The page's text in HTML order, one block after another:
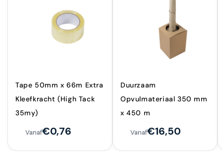
Tape 50mm x 66m Extra
Kleefkracht (High Tack
35my)
Vanaf€0,76
Duurzaam
Opvulmateriaal 350 mm
x 450 m
Vanaf€16,50